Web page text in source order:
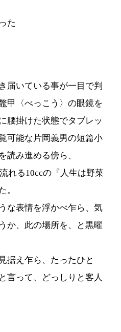
た
届いている事が一目で判
甲〈べっこう〉の眼鏡を
腰掛けた状態でタブレッ
可能な片岡義男の短篇小
読み進める傍ら、
れる10ccの『人生は野菜
。
な表情を浮かべ乍ら、気
か、此の場所を、と黒曜
据え乍ら、たったひと
言って、どっしりと客人